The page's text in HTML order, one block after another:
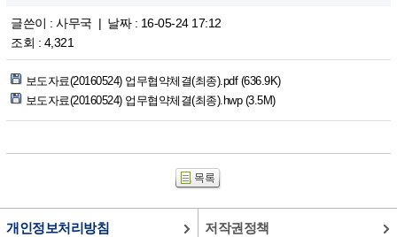
글쓴이 : 사무국 | 날짜 : 16-05-24 17:12
조회 : 4,321
보도자료(20160524) 업무협약체결(최종).pdf (636.9K)
보도자료(20160524) 업무협약체결(최종).hwp (3.5M)
개인정보처리방침 저작권정책